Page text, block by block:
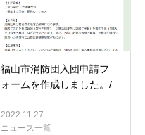
福山市消防団入団申請フ
ォームを作成しました。/
2022.11.27
ニュース一覧